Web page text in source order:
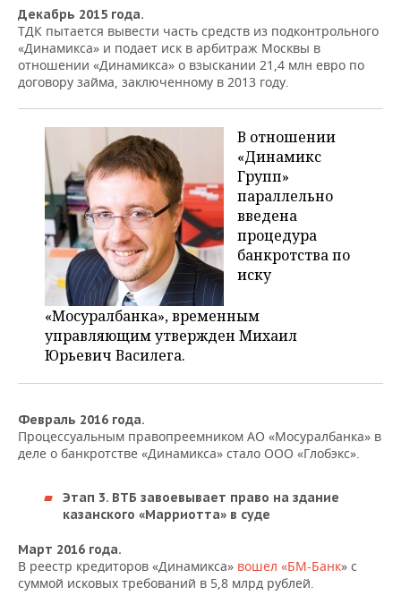
Декабрь 2015 года.
ТДК пытается вывести часть средств из подконтрольного
«Динамикса» и подает иск в арбитраж Москвы в
отношении «Динамикса» о взыскании 21,4 млн евро по
договору займа, заключенному в 2013 году.
В отношении
«Динамикс
Групп»
параллельно
введена
процедура
банкротства по
иску
«Мосуралбанка», временным
управляющим утвержден Михаил
Юрьевич Василега.
Февраль 2016 года.
Процессуальным правопреемником АО «Мосуралбанка» в
деле о банкротстве «Динамикса» стало ООО «Глобэкс».
Этап 3. ВТБ завоевывает право на здание
казанского «Марриотта» в суде
Март 2016 года.
В реестр кредиторов «Динамикса» вошел «БМ-Банк» с
суммой исковых требований в 5,8 млрд рублей.